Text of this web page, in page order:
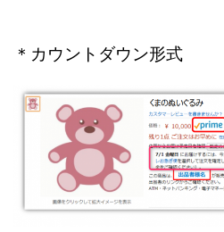
＊カウントダウン形式